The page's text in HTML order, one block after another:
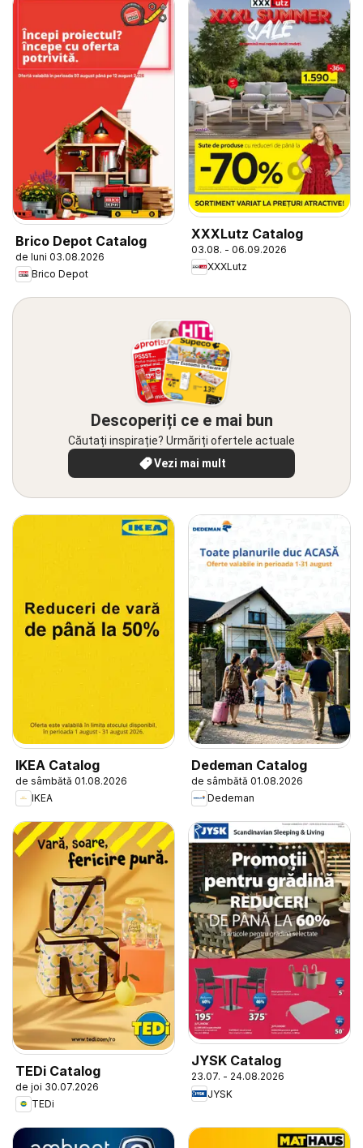
Brico Depot Catalog
de luni 03.08.2026
Brico Depot
XXXLutz Catalog
03.08. - 06.09.2026
XXXLutz
Descoperiți ce e mai bun
Căutați inspirație? Urmăriți ofertele actuale
Vezi mai mult
IKEA Catalog
de sâmbătă 01.08.2026
IKEA
Dedeman Catalog
de sâmbătă 01.08.2026
Dedeman
TEDi Catalog
de joi 30.07.2026
TEDi
JYSK Catalog
23.07. - 24.08.2026
JYSK